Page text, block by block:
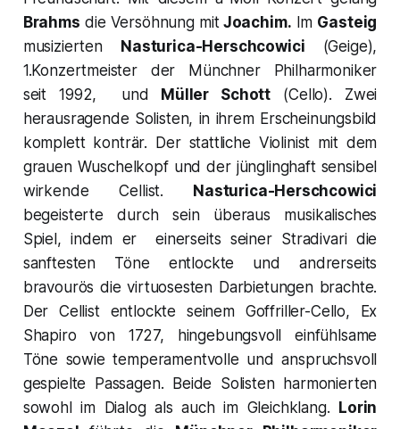
Brahms die Versöhnung mitJoachim. Im Gasteig
musizierten Nasturica-Herschcowici (Geige),
1.Konzertmeister der Münchner Philharmoniker
seit 1992, und Müller Schott (Cello). Zwei
herausragende Solisten, in ihrem Erscheinungsbild
komplett konträr. Der stattliche Violinist mit dem
grauen Wuschelkopf und der jünglinghaft sensibel
wirkende Cellist. Nasturica-Herschcowici
begeisterte durch sein überaus musikalisches
Spiel, indem er einerseits seiner Stradivari die
sanftesten Töne entlockte und andrerseits
bravourös die virtuosesten Darbietungen brachte.
Der Cellist entlockte seinem Goffriller-Cello, Ex
Shapiro von 1727, hingebungsvoll einfühlsame
Töne sowie temperamentvolle und anspruchsvoll
gespielte Passagen. Beide Solisten harmonierten
sowohl im Dialog als auch im Gleichklang. Lorin